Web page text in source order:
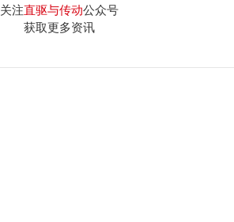
关注直驱与传动公众号
获取更多资讯